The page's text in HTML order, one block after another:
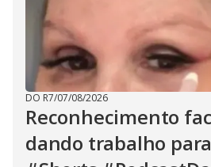
DO R7/07/08/2026
Reconhecimento
dando trabalho